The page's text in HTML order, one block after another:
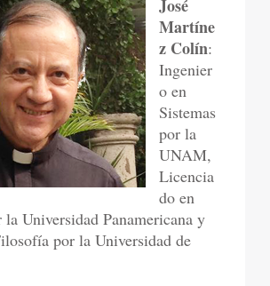
José
Martíne
z Colín:
Ingenier
o en
Sistemas
por la
UNAM,
Licencia
do en
Universidad Panamericana y
por la Universidad de